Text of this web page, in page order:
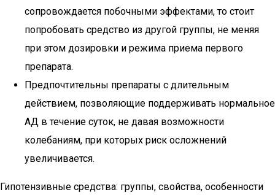
сопровождается побочными эффектами, то стоит
попробовать средство из другой группы, не меняя
при этом дозировки и режима приема первого
препарата.
Предпочтительны препараты с длительным
действием, позволяющие поддерживать нормальное
АД в течение суток, не давая возможности
колебаниям, при которых риск осложнений
увеличивается.
Гипотензивные средства: группы, свойства, особенности